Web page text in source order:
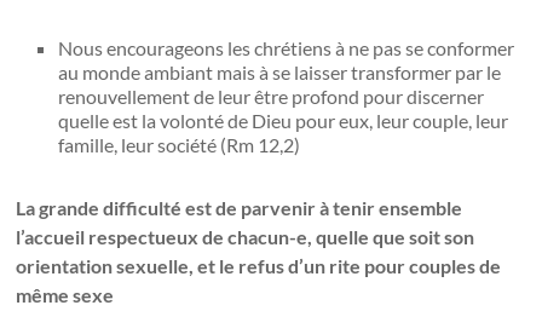
Nous encourageons les chrétiens à ne pas se conformer
au monde ambiant mais à se laisser transformer par le
renouvellement de leur être profond pour discerner
quelle est la volonté de Dieu pour eux, leur couple, leur
famille, leur société (Rm 12,2)
La grande difficulté est de parvenir à tenir ensemble
l’accueil respectueux de chacun-e, quelle que soit son
orientation sexuelle, et le refus d’un rite pour couples de
même sexe